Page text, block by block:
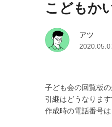
こどもか
アツ
子ども会の回覧板
引継はどうなりま
作成時の電話番号